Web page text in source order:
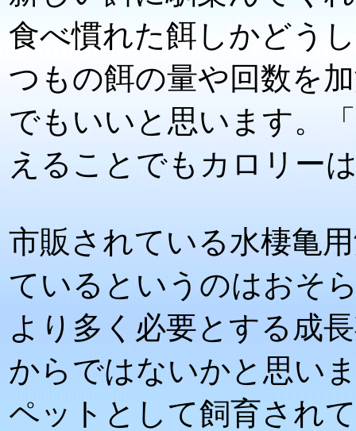
食べ慣れた餌しかどう
つもの餌の量や回数を
でもいいと思います。
えることでもカロリー
市販されている水棲亀
ているというのはおそ
より多く必要とする成
からではないかと思い
ペットとして飼育され